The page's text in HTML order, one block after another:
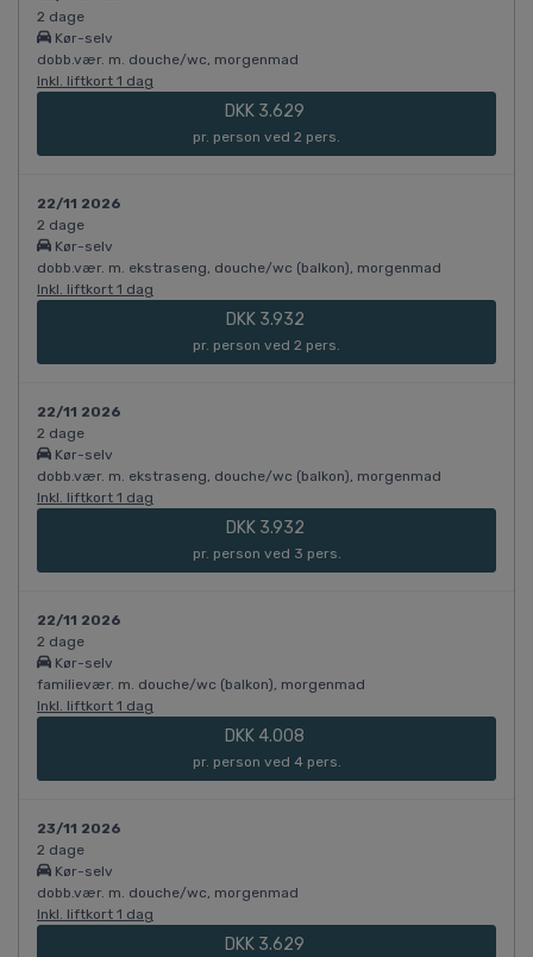
2 dage
Kør-selv
dobb.vær. m. douche/wc, morgenmad
Inkl. liftkort 1 dag
DKK 3.629
pr. person ved 2 pers.
22/11 2026
2 dage
Kør-selv
dobb.vær. m. ekstraseng, douche/wc (balkon), morgenmad
Inkl. liftkort 1 dag
DKK 3.932
pr. person ved 2 pers.
22/11 2026
2 dage
Kør-selv
dobb.vær. m. ekstraseng, douche/wc (balkon), morgenmad
Inkl. liftkort 1 dag
DKK 3.932
pr. person ved 3 pers.
22/11 2026
2 dage
Kør-selv
familievær. m. douche/wc (balkon), morgenmad
Inkl. liftkort 1 dag
DKK 4.008
pr. person ved 4 pers.
23/11 2026
2 dage
Kør-selv
dobb.vær. m. douche/wc, morgenmad
Inkl. liftkort 1 dag
DKK 3.629